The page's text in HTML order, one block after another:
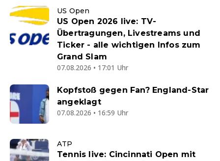
US Open
US Open 2026 live: TV-
Übertragungen, Livestreams und
Ticker - alle wichtigen Infos zum
Grand Slam
07.08.2026 • 17:01 Uhr
Kopfstoß gegen Fan? England-Star
angeklagt
07.08.2026 • 16:59 Uhr
ATP
Tennis live: Cincinnati Open mit